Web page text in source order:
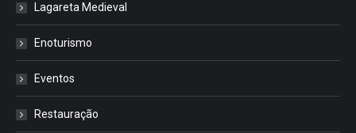
Lagareta Medieval
Enoturismo
Eventos
Restauração